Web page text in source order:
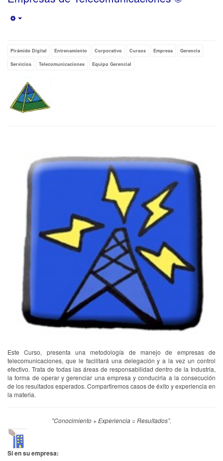
Pirámide Digital Entrenamiento Corporativo Cursos Empresa Gerencia
Servicios Telecomunicaciones Equipo Gerencial
Este Curso, presenta una metodología de manejo de empresas de
telecomunicaciones, que le facilitará una delegación y a la vez un control
efectivo. Trata de todas las áreas de responsabilidad dentro de la Industria,
la forma de operar y gerenciar una empresa y conducirla a la consecución
de los resultados esperados. Compartiremos casos de éxito y experiencia en
la materia.
"Conocimiento + Experiencia = Resultados”.
Si en su empresa: